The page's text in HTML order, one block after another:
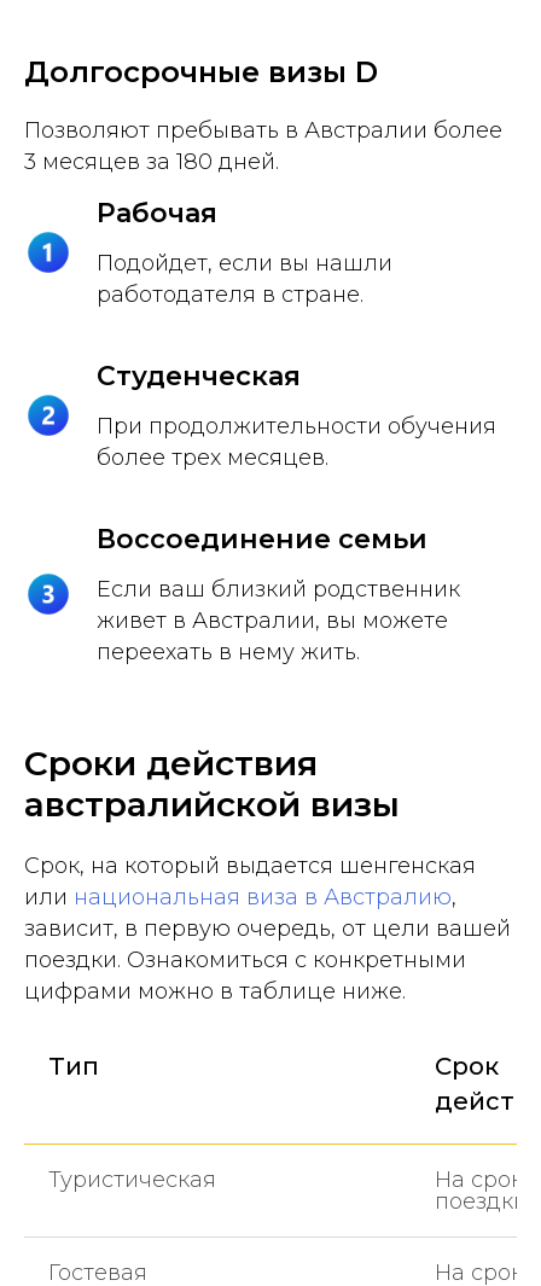
Долгосрочные визы D
Позволяют пребывать в Австралии более
3 месяцев за 180 дней.
Рабочая
Подойдет, если вы нашли
работодателя в стране.
Студенческая
При продолжительности обучения
более трех месяцев.
Воссоединение семьи
Если ваш близкий родственник
живет в Австралии, вы можете
переехать в нему жить.
Сроки действия
австралийской визы
Срок, на который выдается шенгенская
или национальная виза в Австралию,
зависит, в первую очередь, от цели вашей
поездки. Ознакомиться с конкретными
цифрами можно в таблице ниже.
Тип
Срок
Туристическая
На сроки
поездки
Гостевая
На сроки